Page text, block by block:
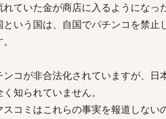
ていた金が商店に入るようになっ
いう国は、自国でパチンコを禁
ンコが非合法化されていますが、
知られていません。
コミはこれらの事実を報道しない